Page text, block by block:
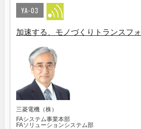
YA-03
加速する、モノづくりトランスフ
三菱電機（株）
FAシステム事業本部
FAソリューションシステム部